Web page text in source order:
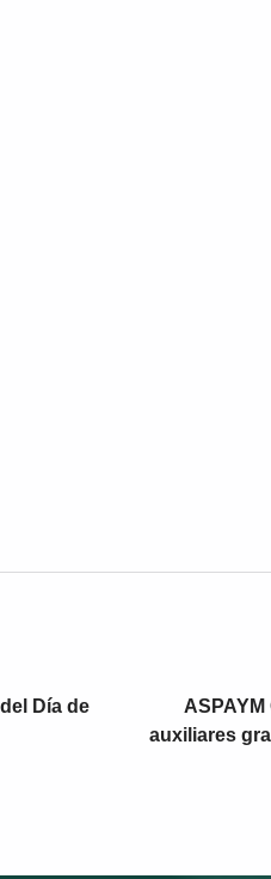
Día de
auxiliares